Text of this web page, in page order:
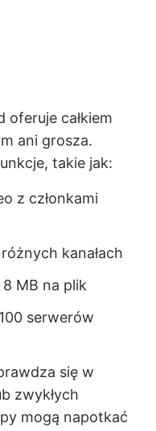
oferuje całkiem
ani grosza.
takie jak:
z członkami
kanałach
MB na plik
serwerów
się w
zwykłych
mogą napotkać